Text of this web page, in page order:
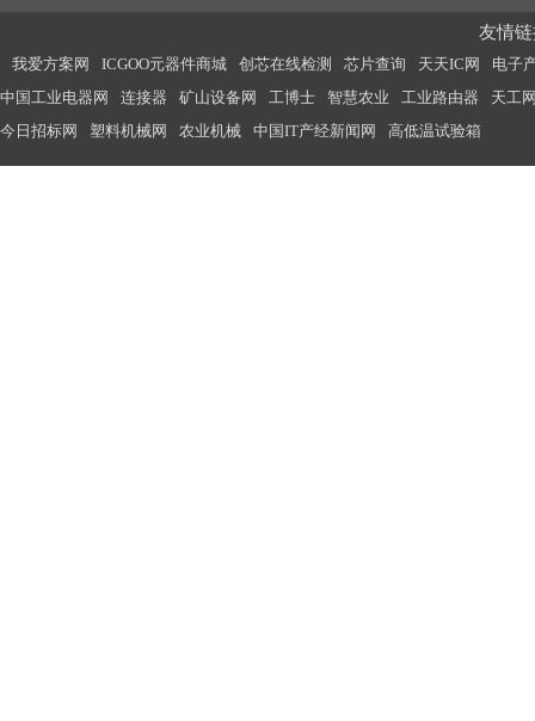
友情
我爱方案网 ICGOO元器件商城 创芯在线检测 芯片查询 天天IC网
电子
中国工业电器网
连接器 矿山设备网 工博士 智慧农业 工业路由器
天工
今日招标网
塑料机械网 农业机械 中国IT产经新闻网 高低温试验箱